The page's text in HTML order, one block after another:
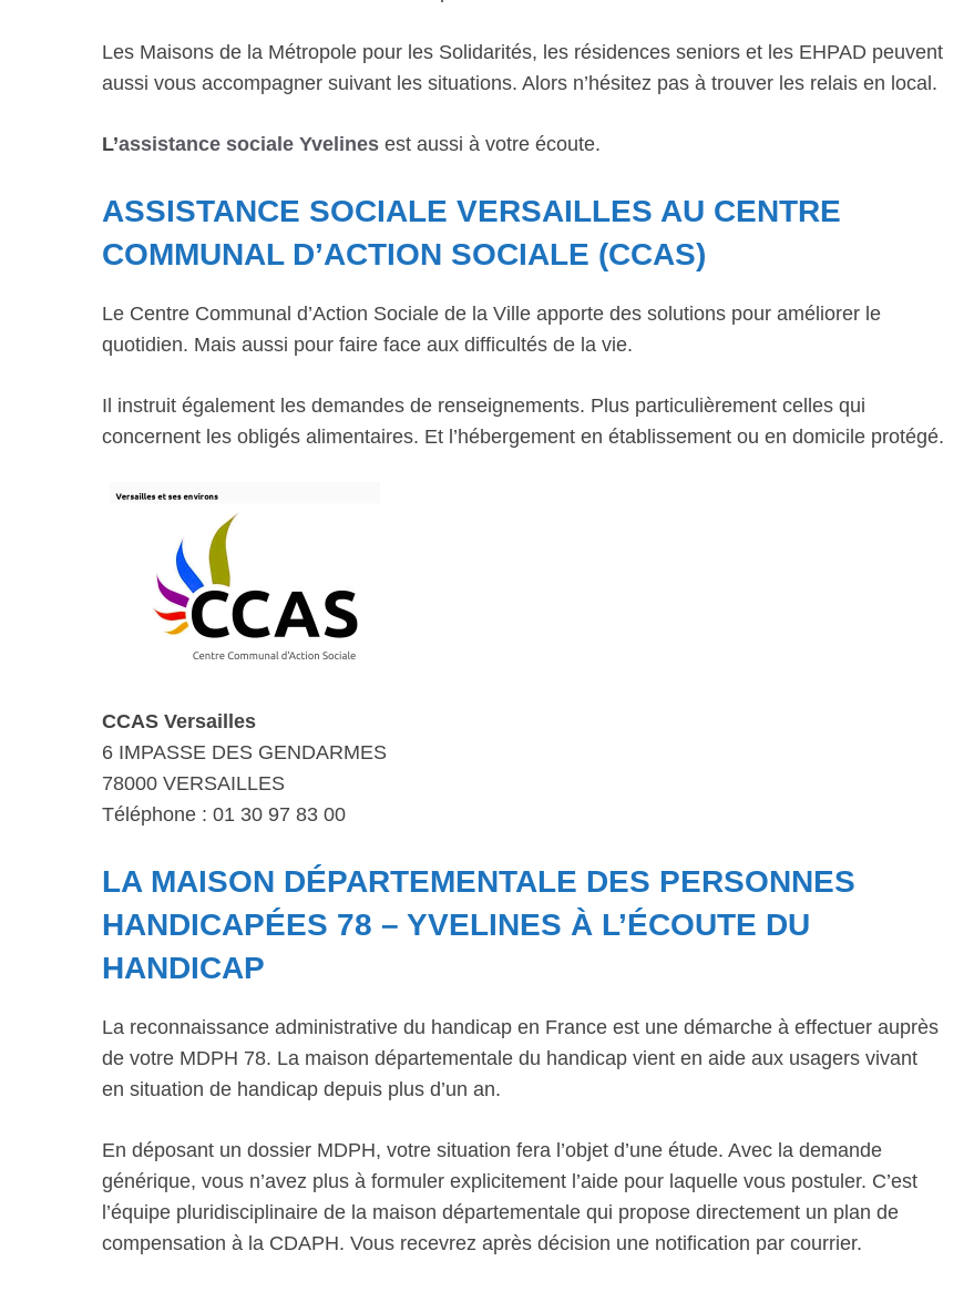
Les Maisons de la Métropole pour les Solidarités, les résidences seniors et les EHPAD peuvent
aussi vous accompagner suivant les situations. Alors n’hésitez pas à trouver les relais en local.
L’assistance sociale Yvelines est aussi à votre écoute.
ASSISTANCE SOCIALE VERSAILLES AU CENTRE
COMMUNAL D’ACTION SOCIALE (CCAS)
Le Centre Communal d’Action Sociale de la Ville apporte des solutions pour améliorer le
quotidien. Mais aussi pour faire face aux difficultés de la vie.
Il instruit également les demandes de renseignements. Plus particulièrement celles qui
concernent les obligés alimentaires. Et l’hébergement en établissement ou en domicile protégé.
CCAS Versailles
6 IMPASSE DES GENDARMES
78000 VERSAILLES
Téléphone : 01 30 97 83 00
LA MAISON DÉPARTEMENTALE DES PERSONNES
HANDICAPÉES 78 – YVELINES À L’ÉCOUTE DU
HANDICAP
La reconnaissance administrative du handicap en France est une démarche à effectuer auprès
de votre MDPH 78. La maison départementale du handicap vient en aide aux usagers vivant
en situation de handicap depuis plus d’un an.
En déposant un dossier MDPH, votre situation fera l’objet d’une étude. Avec la demande
générique, vous n’avez plus à formuler explicitement l’aide pour laquelle vous postuler. C’est
l’équipe pluridisciplinaire de la maison départementale qui propose directement un plan de
compensation à la CDAPH. Vous recevrez après décision une notification par courrier.